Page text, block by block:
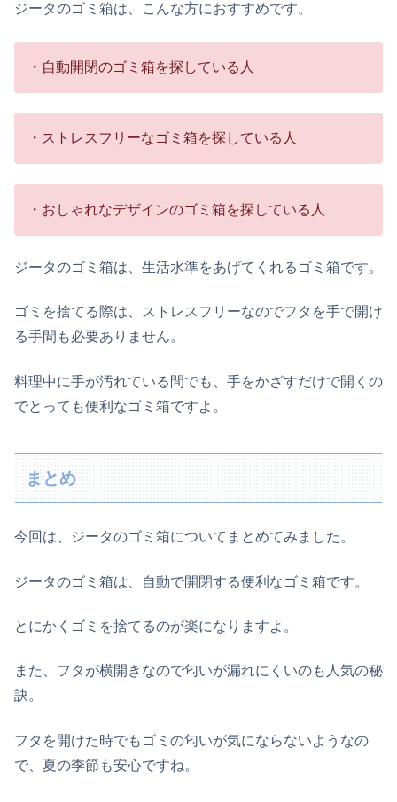
ジータのゴミ箱は、こんな方におすすめです。
・自動開閉のゴミ箱を探している人
・ストレスフリーなゴミ箱を探している人
・おしゃれなデザインのゴミ箱を探している人
ジータのゴミ箱は、生活水準をあげてくれるゴミ箱です。
ゴミを捨てる際は、ストレスフリーなのでフタを手で開け
る手間も必要ありません。
料理中に手が汚れている間でも、手をかざすだけで開くの
でとっても便利なゴミ箱ですよ。
まとめ
今回は、ジータのゴミ箱についてまとめてみました。
ジータのゴミ箱は、自動で開閉する便利なゴミ箱です。
とにかくゴミを捨てるのが楽になりますよ。
また、フタが横開きなので匂いが漏れにくいのも人気の秘
訣。
フタを開けた時でもゴミの匂いが気にならないようなの
で、夏の季節も安心ですね。